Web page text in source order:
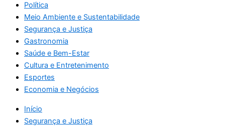
Política
Meio Ambiente e Sustentabilidade
Segurança e Justiça
Gastronomia
Saúde e Bem-Estar
Cultura e Entretenimento
Esportes
Economia e Negócios
Início
Segurança e Justiça